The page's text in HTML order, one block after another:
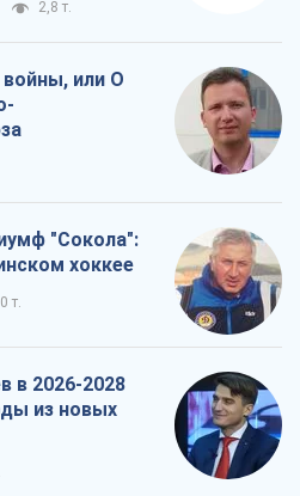
2,8 т.
или О
"Сокола":
хоккее
т.
в 2026-2028
из новых